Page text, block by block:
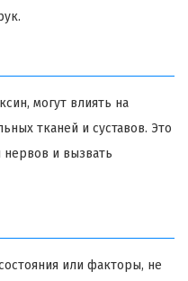
могут влиять на
тканей и суставов. Это
и вызвать
или факторы, не